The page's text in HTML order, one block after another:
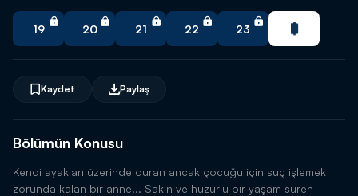
🔥 Yeni trend dizileri istediğin zaman izle.
Uygulamayı İndir
Bölümün Konusu
Kendi ayakları üzerinde duran ancak çocuğu için suç işlemek
zorunda kalan bir anne... Sakin ve huzurlu bir yaşam süren
Kaydet Paylaş
19 20 21 22 23